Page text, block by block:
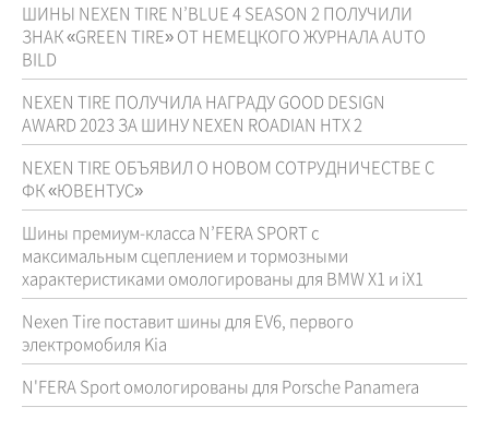
ШИНЫ NEXEN TIRE N’BLUE 4 SEASON 2 ПОЛУЧИЛИ
ЗНАК «GREEN TIRE» ОТ НЕМЕЦКОГО ЖУРНАЛА AUTO
BILD
NEXEN TIRE ПОЛУЧИЛА НАГРАДУ GOOD DESIGN
AWARD 2023 ЗА ШИНУ NEXEN ROADIAN HTX 2
NEXEN TIRE ОБЪЯВИЛ О НОВОМ СОТРУДНИЧЕСТВЕ С
ФК «ЮВЕНТУС»
Шины премиум-класса N’FERA SPORT с
максимальным сцеплением и тормозными
характеристиками омологированы для BMW X1 и iX1
Nexen Tire поставит шины для EV6, первого
электромобиля Kia
N'FERA Sport омологированы для Porsche Panamera